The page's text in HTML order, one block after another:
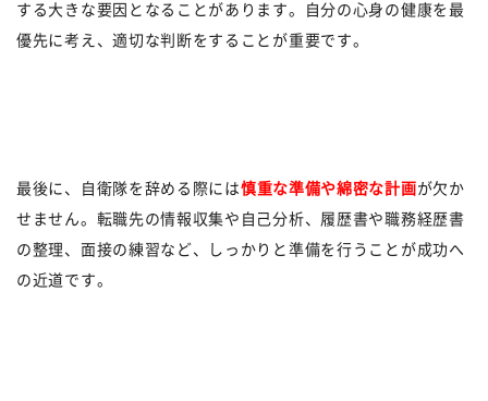
する大きな要因となることがあります。自分の心身の健康を最
優先に考え、適切な判断をすることが重要です。
最後に、自衛隊を辞める際には慎重な準備や綿密な計画が欠か
せません。転職先の情報収集や自己分析、履歴書や職務経歴書
の整理、面接の練習など、しっかりと準備を行うことが成功へ
の近道です。